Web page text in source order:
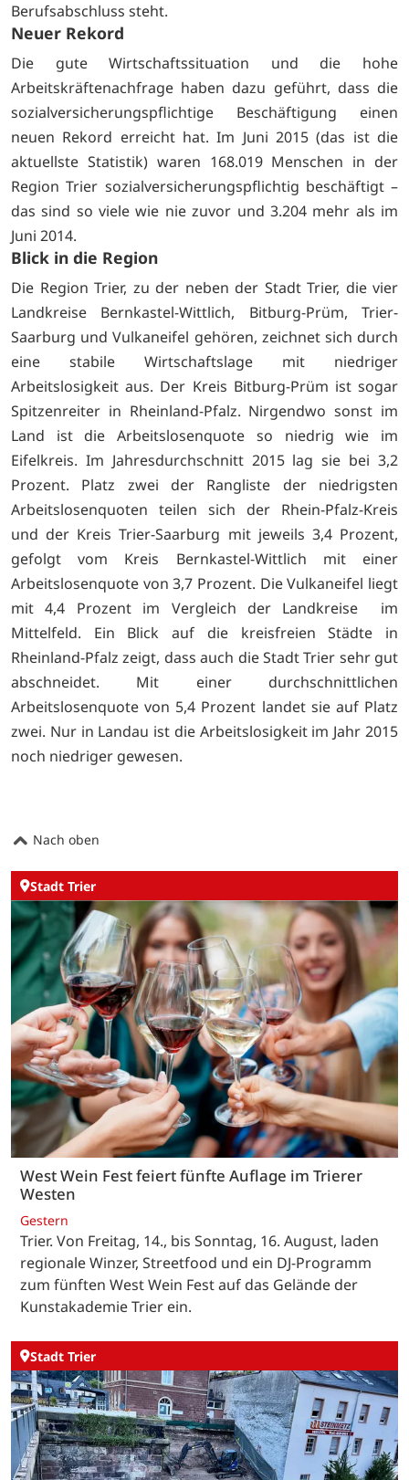
Berufsabschluss steht.
Neuer Rekord
Die gute Wirtschaftssituation und die hohe
Arbeitskräftenachfrage haben dazu geführt, dass die
sozialversicherungspflichtige Beschäftigung einen
neuen Rekord erreicht hat. Im Juni 2015 (das ist die
aktuellste Statistik) waren 168.019 Menschen in der
Region Trier sozialversicherungspflichtig beschäftigt –
das sind so viele wie nie zuvor und 3.204 mehr als im
Juni 2014.
Blick in die Region
Die Region Trier, zu der neben der Stadt Trier, die vier
Landkreise Bernkastel-Wittlich, Bitburg-Prüm, Trier-
Saarburg und Vulkaneifel gehören, zeichnet sich durch
eine stabile Wirtschaftslage mit niedriger
Arbeitslosigkeit aus. Der Kreis Bitburg-Prüm ist sogar
Spitzenreiter in Rheinland-Pfalz. Nirgendwo sonst im
Land ist die Arbeitslosenquote so niedrig wie im
Eifelkreis. Im Jahresdurchschnitt 2015 lag sie bei 3,2
Prozent. Platz zwei der Rangliste der niedrigsten
Arbeitslosenquoten teilen sich der Rhein-Pfalz-Kreis
und der Kreis Trier-Saarburg mit jeweils 3,4 Prozent,
gefolgt vom Kreis Bernkastel-Wittlich mit einer
Arbeitslosenquote von 3,7 Prozent. Die Vulkaneifel liegt
mit 4,4 Prozent im Vergleich der Landkreise im
Mittelfeld. Ein Blick auf die kreisfreien Städte in
Rheinland-Pfalz zeigt, dass auch die Stadt Trier sehr gut
abschneidet. Mit einer durchschnittlichen
Arbeitslosenquote von 5,4 Prozent landet sie auf Platz
zwei. Nur in Landau ist die Arbeitslosigkeit im Jahr 2015
noch niedriger gewesen.
Nach oben
Stadt Trier
West Wein Fest feiert fünfte Auflage im Trierer
Westen
Gestern
Trier. Von Freitag, 14., bis Sonntag, 16. August, laden
regionale Winzer, Streetfood und ein DJ-Programm
zum fünften West Wein Fest auf das Gelände der
Kunstakademie Trier ein.
Stadt Trier